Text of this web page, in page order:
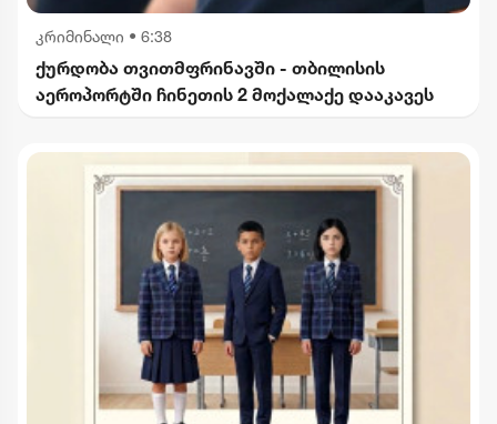
კრიმინალი • 6:38
ქურდობა თვითმფრინავში - თბილისის
აეროპორტში ჩინეთის 2 მოქალაქე დააკავეს